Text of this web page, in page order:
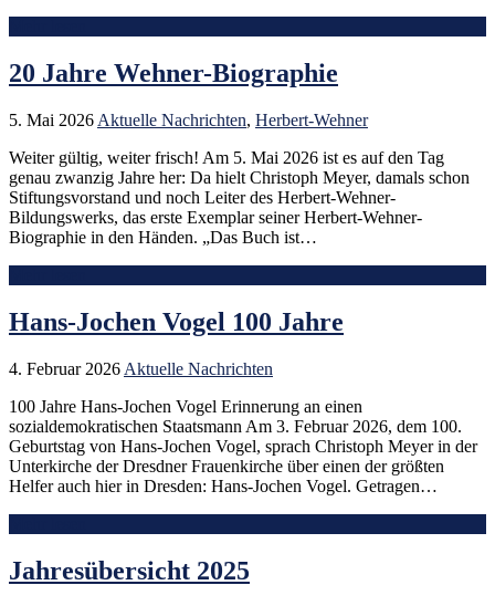
20 Jahre Wehner-Biographie
5. Mai 2026 Aktuelle Nachrichten, Herbert-Wehner
Weiter gültig, weiter frisch! Am 5. Mai 2026 ist es auf den Tag
genau zwanzig Jahre her: Da hielt Christoph Meyer, damals schon
Stiftungsvorstand und noch Leiter des Herbert-Wehner-
Bildungswerks, das erste Exemplar seiner Herbert-Wehner-
Biographie in den Händen. „Das Buch ist…
Hans-Jochen Vogel 100 Jahre
4. Februar 2026 Aktuelle Nachrichten
100 Jahre Hans-Jochen Vogel Erinnerung an einen
sozialdemokratischen Staatsmann Am 3. Februar 2026, dem 100.
Geburtstag von Hans-Jochen Vogel, sprach Christoph Meyer in der
Unterkirche der Dresdner Frauenkirche über einen der größten
Helfer auch hier in Dresden: Hans-Jochen Vogel. Getragen…
Jahresübersicht 2025